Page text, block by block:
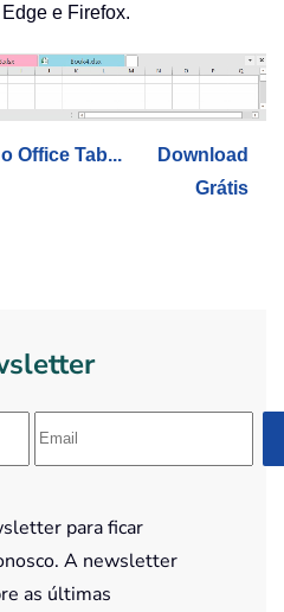
e Firefox.
Office Tab...
Download
Grátis
para ficar
A newsletter
as últimas